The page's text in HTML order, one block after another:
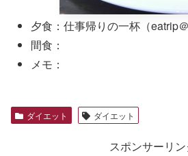
夕食：仕事帰りの一杯（eatrip＠
間食：
メモ：
ダイエット ダイエット
スポンサーリン